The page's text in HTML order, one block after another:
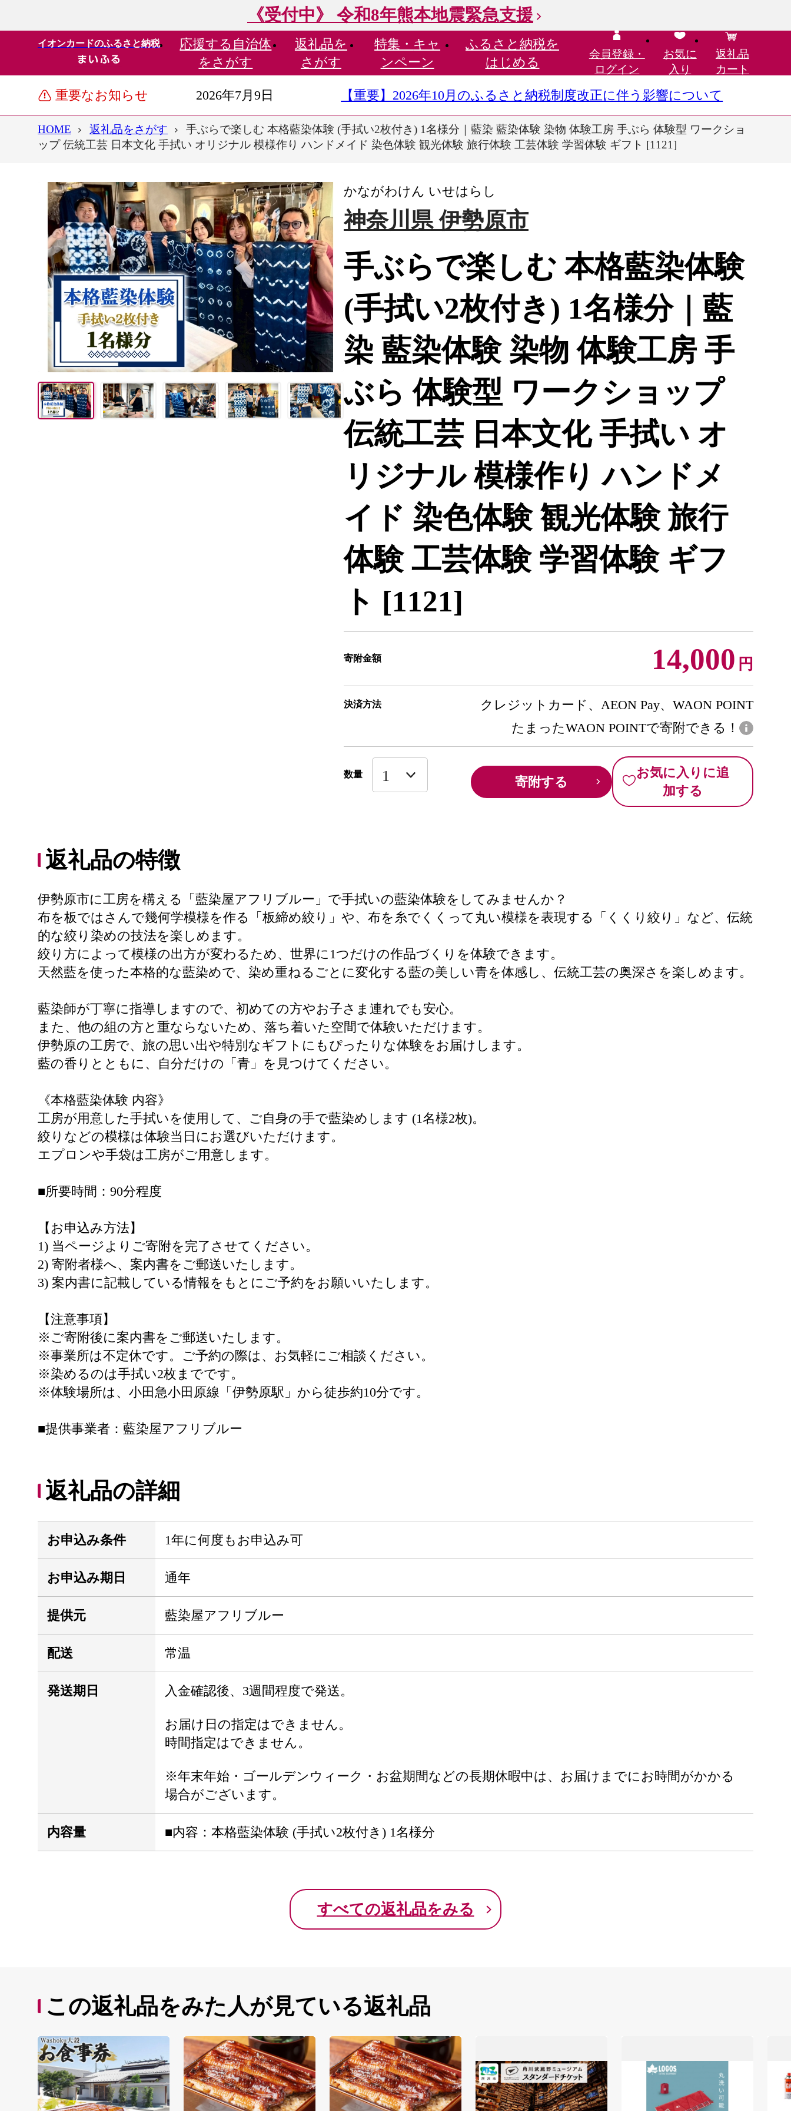
《受付中》 令和8年熊本地震緊急支援
イオンカードのふるさと納税 応援する 自治体
をさがす
返礼品を
さがす
特集・ キャ
ンペーン
ふるさと納税を
はじめる
会員登録・
ログイン
お気に
入り
返礼品
カート
重要なお知らせ 2026年7月9日 【重要】2026年10月のふるさと納税制度改正に伴う影響について
HOME 返礼品をさがす
手ぶらで楽しむ 本格藍染体験 (手拭い2枚付き) 1名様分｜藍染 藍染体験 染物 体験工房 手ぶら 体験型 ワークショ
ップ 伝統工芸 日本文化 手拭い オリジナル 模様作り ハンドメイド 染色体験 観光体験 旅行体験 工芸体験 学習体験 ギフト [1121]
かながわけん いせはらし
神奈川県 伊勢原市
手ぶらで楽しむ 本格藍染体験
(手拭い2枚付き) 1名様分｜藍
染 藍染体験 染物 体験工房 手
ぶら 体験型 ワークショップ
伝統工芸 日本文化 手拭い オ
リジナル 模様作り ハンドメ
イド 染色体験 観光体験 旅行
体験 工芸体験 学習体験 ギフ
ト [1121]
寄附金額 14,000 円
決済方法
クレジットカード、AEON Pay、WAON POINT
たまったWAON POINTで寄附できる！
数量 寄附する
お気に入りに追
加する
返礼品の特徴
伊勢原市に工房を構える「藍染屋アフリブルー」で手拭いの藍染体験をしてみませんか？
布を板ではさんで幾何学模様を作る「板締め絞り」や、布を糸でくくって丸い模様を表現する「くくり絞り」など、伝統
的な絞り染めの技法を楽しめます。
絞り方によって模様の出方が変わるため、世界に1つだけの作品づくりを体験できます。
天然藍を使った本格的な藍染めで、染め重ねるごとに変化する藍の美しい青を体感し、伝統工芸の奥深さを楽しめます。
藍染師が丁寧に指導しますので、初めての方やお子さま連れでも安心。
また、他の組の方と重ならないため、落ち着いた空間で体験いただけます。
伊勢原の工房で、旅の思い出や特別なギフトにもぴったりな体験をお届けします。
藍の香りとともに、自分だけの「青」を見つけてください。
《本格藍染体験 内容》
工房が用意した手拭いを使用して、ご自身の手で藍染めします (1名様2枚)。
絞りなどの模様は体験当日にお選びいただけます。
エプロンや手袋は工房がご用意します。
■所要時間：90分程度
【お申込み方法】
1) 当ページよりご寄附を完了させてください。
2) 寄附者様へ、案内書をご郵送いたします。
3) 案内書に記載している情報をもとにご予約をお願いいたします。
【注意事項】
※ご寄附後に案内書をご郵送いたします。
※事業所は不定休です。ご予約の際は、お気軽にご相談ください。
※染めるのは手拭い2枚までです。
※体験場所は、小田急小田原線「伊勢原駅」から徒歩約10分です。
■提供事業者：藍染屋アフリブルー
返礼品の詳細
お申込み条件 1年に何度もお申込み可
お申込み期日 通年
提供元 藍染屋アフリブルー
配送 常温
発送期日 入金確認後、3週間程度で発送。
お届け日の指定はできません。
時間指定はできません。
※年末年始・ゴールデンウィーク・お盆期間などの長期休暇中は、お届けまでにお時間がかかる
場合がございます。
内容量 ■内容：本格藍染体験 (手拭い2枚付き) 1名様分
すべての返礼品をみる
この返礼品をみた人が見ている返礼品